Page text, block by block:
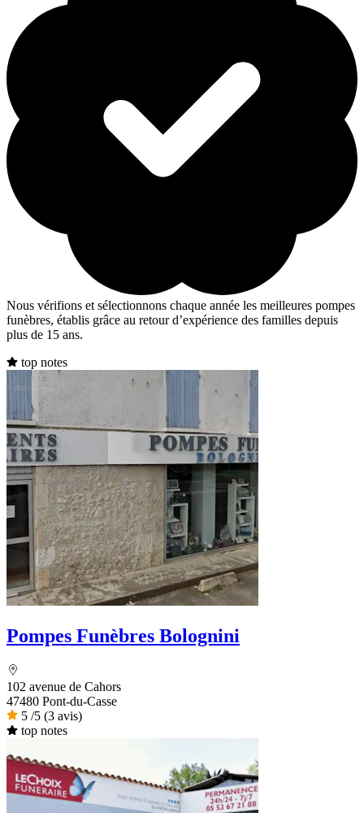
Nous vérifions et sélectionnons chaque année les meilleures pompes
funèbres, établis grâce au retour d’expérience des familles depuis
plus de 15 ans.
top notes
Pompes Funèbres Bolognini
102 avenue de Cahors
47480 Pont-du-Casse
5 /5 (3 avis)
top notes